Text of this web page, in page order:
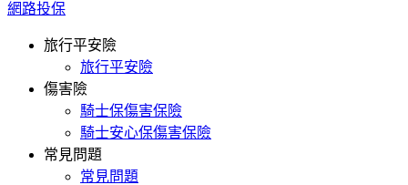
網路投保
旅行平安險
旅行平安險
傷害險
騎士保傷害保險
騎士安心保傷害保險
常見問題
常見問題